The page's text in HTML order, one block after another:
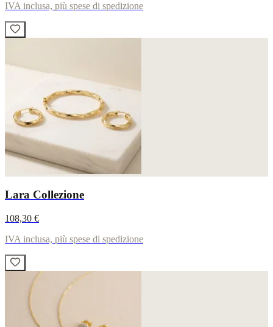
IVA inclusa, più spese di spedizione
Lara Collezione
108,30 €
IVA inclusa, più spese di spedizione